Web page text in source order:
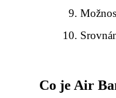
Co je Air